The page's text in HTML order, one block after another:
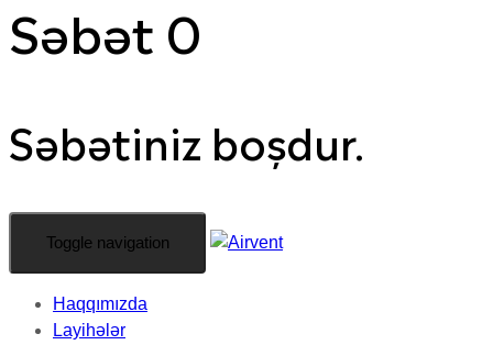
Səbət 0
Səbətiniz boşdur.
Toggle navigation
Haqqımızda
Layihələr